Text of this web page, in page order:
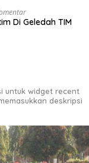
Di Geledah TIM
untuk widget recent
deskripsi